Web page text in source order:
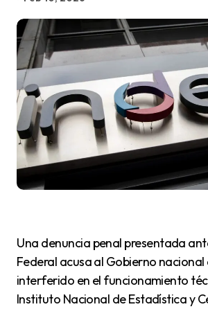
Una denuncia penal presentada ante la Justicia
Federal acusa al Gobierno
interferido en el funcionamiento
Instituto Nacional de Estadística y